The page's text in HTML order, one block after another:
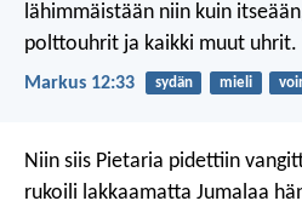
lähimmäistään niin kuin
polttouhrit ja kaikki muut uhrit.
Markus 12:33 sydän mieli
Niin siis Pietaria pidettiin
rukoili lakkaamatta Jumalaa